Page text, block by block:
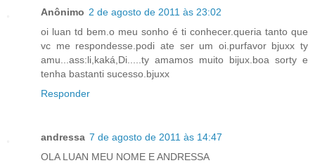
Anônimo 2 de agosto de 2011 às 23:02
oi luan td bem.o meu sonho é ti conhecer.queria tanto que
vc me respondesse.podi ate ser um oi.purfavor bjuxx ty
amu...ass:li,kaká,Di.....ty amamos muito bijux.boa sorty e
tenha bastanti sucesso.bjuxx
Responder
andressa 7 de agosto de 2011 às 14:47
OLA LUAN MEU NOME E ANDRESSA